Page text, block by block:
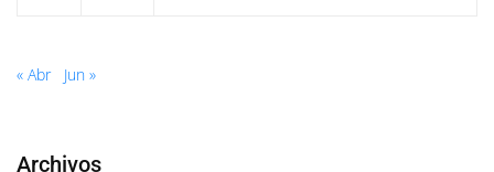
« Abr Jun »
Archivos